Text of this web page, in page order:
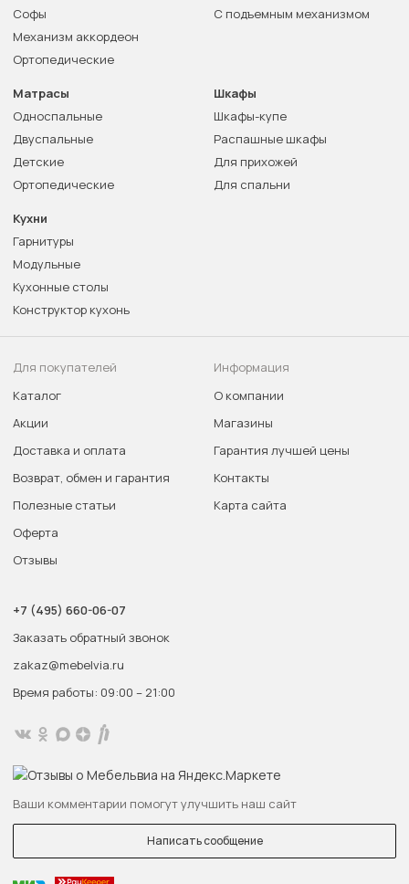
Софы
Механизм аккордеон
Ортопедические
С подъемным механизмом
Матрасы
Односпальные
Двуспальные
Детские
Ортопедические
Шкафы
Шкафы-купе
Распашные шкафы
Для прихожей
Для спальни
Кухни
Гарнитуры
Модульные
Кухонные столы
Конструктор кухонь
Для покупателей
Каталог
Акции
Доставка и оплата
Возврат, обмен и гарантия
Полезные статьи
Оферта
Отзывы
Информация
О компании
Магазины
Гарантия лучшей цены
Контакты
Карта сайта
+7 (495) 660-06-07
Заказать обратный звонок
zakaz@mebelvia.ru
Время работы: 09:00 – 21:00
Ваши комментарии помогут улучшить наш сайт
Написать сообщение